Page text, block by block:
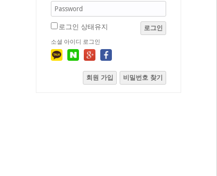
로그인 상태유지 로그인
소셜 아이디 로그인
회원 가입 비밀번호 찾기